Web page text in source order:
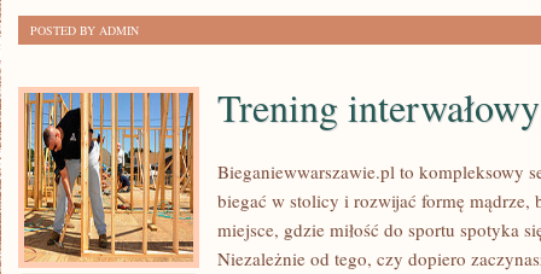
POSTED BY ADMIN
Trening
Bieganiewwarszawie.pl to kompleksowy
biegać w stolicy i rozwijać formę mądrze,
miejsce, gdzie miłość do sportu spotyka
Niezależnie od tego, czy dopiero